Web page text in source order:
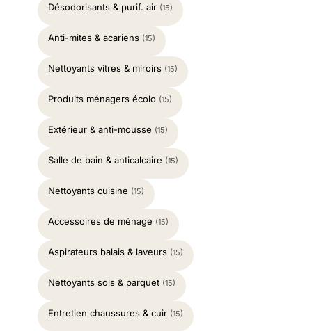
Désodorisants & purif. air (15)
Anti-mites & acariens (15)
Nettoyants vitres & miroirs (15)
Produits ménagers écolo (15)
Extérieur & anti-mousse (15)
Salle de bain & anticalcaire (15)
Nettoyants cuisine (15)
Accessoires de ménage (15)
Aspirateurs balais & laveurs (15)
Nettoyants sols & parquet (15)
Entretien chaussures & cuir (15)